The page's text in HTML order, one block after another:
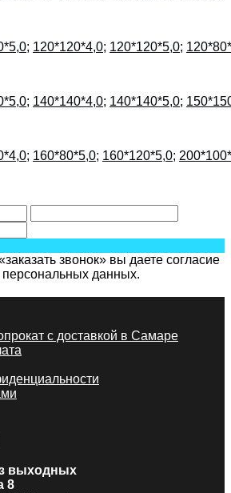
; 120*120*4,0; 120*120*5,0;
; 140*140*4,0; 140*140*5,0;
; 160*80*5,0; 160*120*5,0;
звонок» вы даете согласие
данных.
с доставкой в Самаре
выходных
8